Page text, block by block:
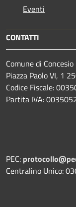
Eventi
CONTATTI
Comune di Concesio
Piazza Paolo VI, 1
Codice Fiscale:
Partita IVA:
PEC:
Centralino Unico: